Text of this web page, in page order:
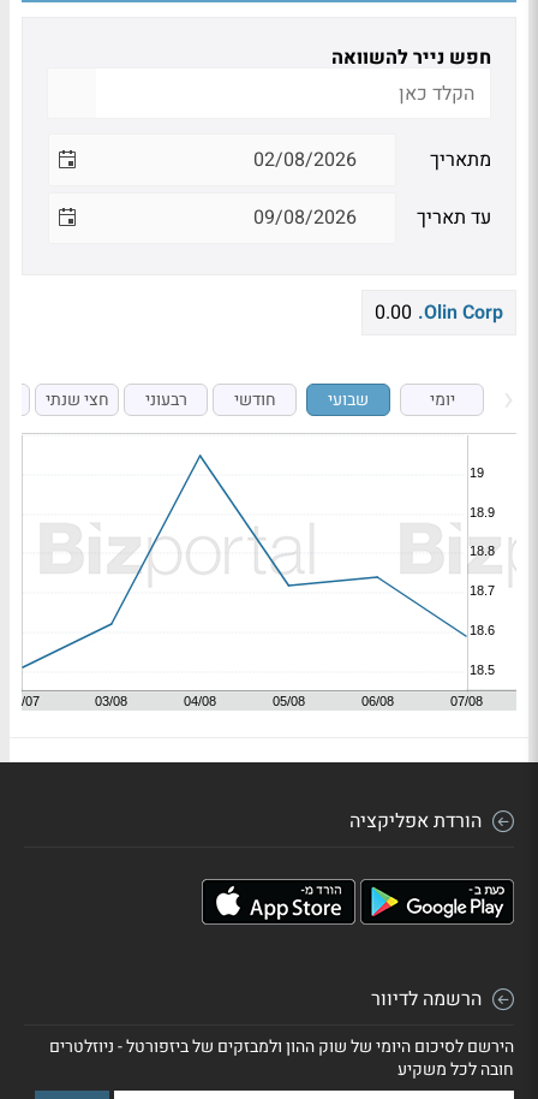
חפש נייר להשוואה
מתאריך
עד תאריך
Olin Corp.
0.00
יומי שבועי חודשי רבעוני חצי שנתי
הורדת אפליקציה
הרשמה לדיוור
הירשם לסיכום היומי של שוק ההון ולמבזקים של ביזפורטל - ניוזלטרים
חובה לכל משקיע